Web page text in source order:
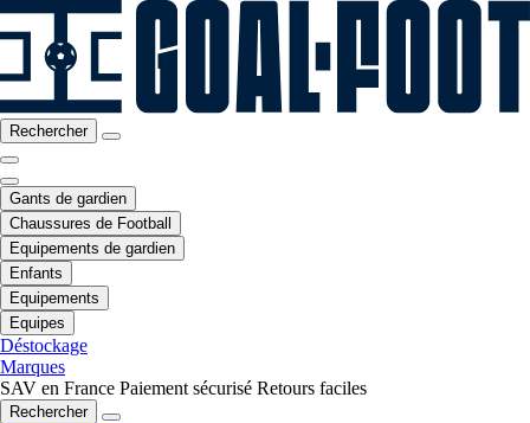
Rechercher
Gants de gardien
Chaussures de Football
Equipements de gardien
Enfants
Equipements
Equipes
Déstockage
Marques
SAV en France Paiement sécurisé Retours faciles
Rechercher